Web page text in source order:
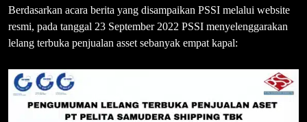
Berdasarkan acara berita yang disampaikan PSSI melalui website
resmi, pada tanggal 23 September 2022 PSSI menyelenggarakan
lelang terbuka penjualan asset sebanyak empat kapal: